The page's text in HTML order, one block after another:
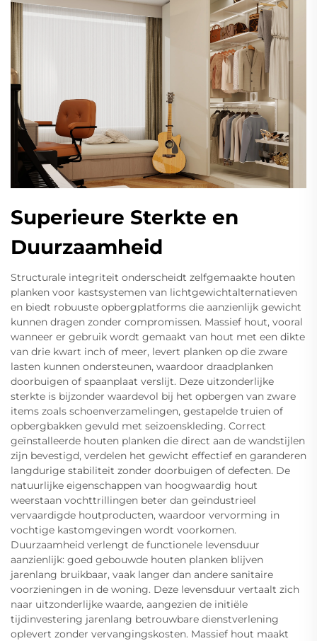
Superieure Sterkte en
Duurzaamheid
Structurale integriteit onderscheidt zelfgemaakte houten
planken voor kastsystemen van lichtgewichtalternatieven
en biedt robuuste opbergplatforms die aanzienlijk gewicht
kunnen dragen zonder compromissen. Massief hout, vooral
wanneer er gebruik wordt gemaakt van hout met een dikte
van drie kwart inch of meer, levert planken op die zware
lasten kunnen ondersteunen, waardoor draadplanken
doorbuigen of spaanplaat verslijt. Deze uitzonderlijke
sterkte is bijzonder waardevol bij het opbergen van zware
items zoals schoenverzamelingen, gestapelde truien of
opbergbakken gevuld met seizoenskleding. Correct
geïnstalleerde houten planken die direct aan de wandstijlen
zijn bevestigd, verdelen het gewicht effectief en garanderen
langdurige stabiliteit zonder doorbuigen of defecten. De
natuurlijke eigenschappen van hoogwaardig hout
weerstaan vochttrillingen beter dan geïndustrieel
vervaardigde houtproducten, waardoor vervorming in
vochtige kastomgevingen wordt voorkomen.
Duurzaamheid verlengt de functionele levensduur
aanzienlijk: goed gebouwde houten planken blijven
jarenlang bruikbaar, vaak langer dan andere sanitaire
voorzieningen in de woning. Deze levensduur vertaalt zich
naar uitzonderlijke waarde, aangezien de initiële
tijdinvestering jarenlang betrouwbare dienstverlening
oplevert zonder vervangingskosten. Massief hout maakt